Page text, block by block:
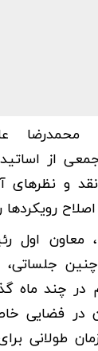
محمدرضا
از
و نظرهای
رویکردها
معاون اول
جلساتی،
در چند ماه
در فضایی
طولانی برای